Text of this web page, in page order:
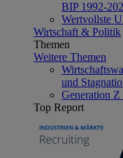
BIP 1992-
Wertvollste
Wirtschaft & Politik
Themen
Weitere Themen
und
Generation
Top Report